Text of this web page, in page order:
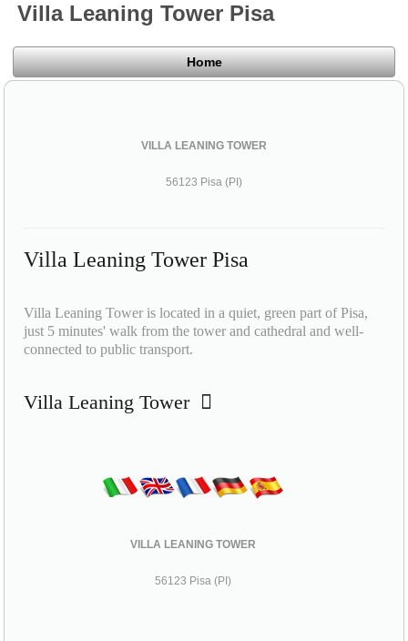
Villa Leaning Tower Pisa
Home
VILLA LEANING TOWER
56123 Pisa (PI)
Villa Leaning Tower Pisa
Villa Leaning Tower is located in a quiet, green part of Pisa,
just 5 minutes' walk from the tower and cathedral and well-
connected to public transport.
Villa Leaning Tower
VILLA LEANING TOWER
56123 Pisa (PI)